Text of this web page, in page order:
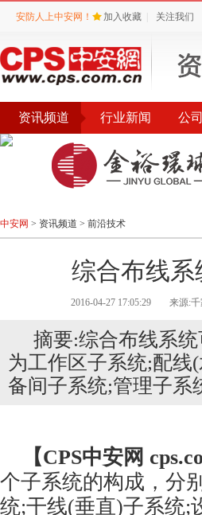
安防人上中安网！ 加入收藏 关注我们
资讯频道 行业新闻 公
公告 评
中安网 > 资讯频道 > 前沿技术
综合布线
2016-04-27 17:05:29 来源:
摘要:综合布线系
为工作区子系统;配线
备间子系统;管理子系
【CPS中安网
个子系统的构成，分
统;干线(垂直)子系统;